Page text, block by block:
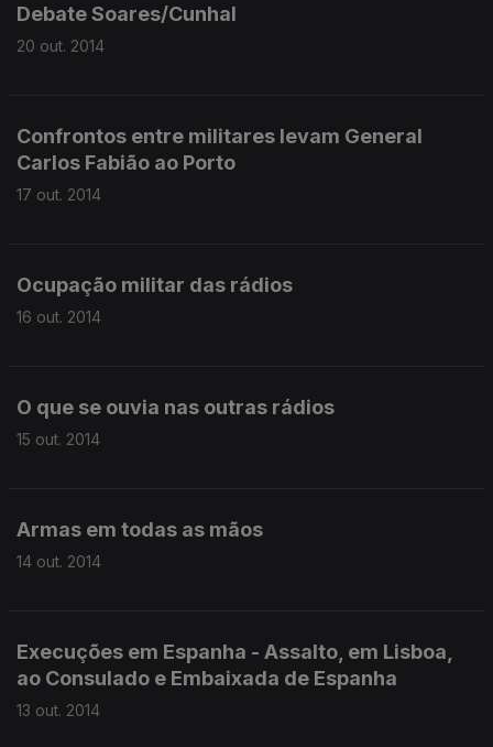
Debate Soares/Cunhal
20 out. 2014
Confrontos entre militares levam General
Carlos Fabião ao Porto
17 out. 2014
Ocupação militar das rádios
16 out. 2014
O que se ouvia nas outras rádios
15 out. 2014
Armas em todas as mãos
14 out. 2014
Execuções em Espanha - Assalto, em Lisboa,
ao Consulado e Embaixada de Espanha
13 out. 2014